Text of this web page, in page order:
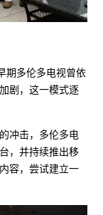
期多伦多电视曾依
剧，这一模式逐
冲击，多伦多电
，并持续推出移
容，尝试建立一